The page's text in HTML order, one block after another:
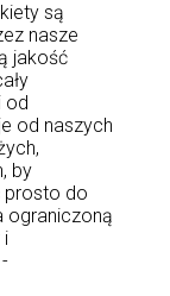
są
nasze
jakość
od
od naszych
by
prosto do
ograniczoną
i